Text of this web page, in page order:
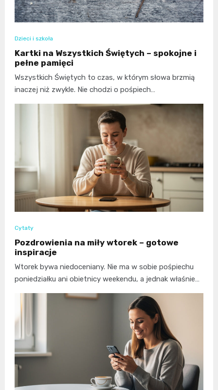
Dzieci i szkoła
Kartki na Wszystkich Świętych – spokojne i
pełne pamięci
Wszystkich Świętych to czas, w którym słowa brzmią
inaczej niż zwykle. Nie chodzi o pośpiech…
Cytaty
Pozdrowienia na miły wtorek – gotowe
inspiracje
Wtorek bywa niedoceniany. Nie ma w sobie pośpiechu
poniedziałku ani obietnicy weekendu, a jednak właśnie…